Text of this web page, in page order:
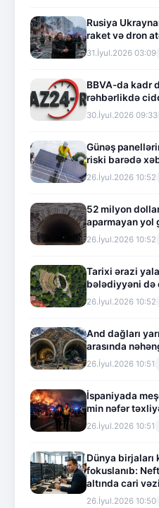
Rusiya
raket və dron
31.İyul.2026 03:09
BBVA-da kadr
rəhbərlikdə
30.İyul.2026 09:33
Günəş
riski barədə
26.İyul.2026 10:52
52 milyon
aparmayan yol
26.İyul.2026 10:52
Tarixi ərazi
bələdiyyəni də
26.İyul.2026 10:52
And dağları
arasında
26.İyul.2026 10:51
İspaniyada
min nəfər
26.İyul.2026 10:51
Dünya
fokuslanıb:
altında cari
26.İyul.2026 10:50